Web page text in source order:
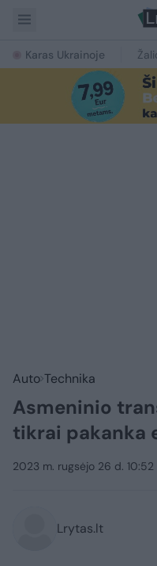
Karas Ukrainoje
Auto Technika
Asmeninio
tikrai pakanka
2023 m. rugsėjo 26 d. 10:52
Lrytas.lt